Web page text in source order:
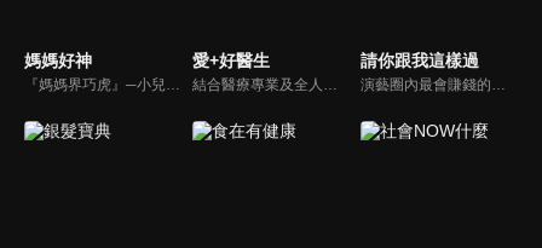
媽媽好神
『媽媽界巧虎』─小兒科醫師黃瑽寧，『國民媽媽』─鍾欣凌，兩人領軍擁有十八般武藝的好神媽媽團，為全台媽媽們發聲，所有育兒新知，家庭秘辛，全家大小健康，都會在《媽媽好神》一一解惑！
愛+好醫生
結合醫療專業及全人關懷的新型態節目，主持人黃瑽寧醫師親訪家庭，跨領域醫療顧問團全方位檢視，提供最完整、實用和正確的資訊來守護孩子的健康。
請你跟我這樣過
演藝圈內最會賺錢的侯昌明，以親身經歷教你理財；採訪經歷豐沛的黃文華，把所見所聞通通報你哉。不論是理財知識、兩性問題、生活資訊，完全貼近市井小民的所需所求，保證讓你生活過更好！